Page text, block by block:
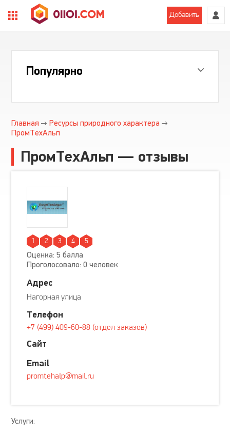
Добавить
Популярно
Главная
Ресурсы природного характера
ПромТехАльп
ПромТехАльп — отзывы
1 2 3 4 5
Оценка: 5 балла
Проголосовало: 0 человек
Адрес
Нагорная улица
Телефон
+7 (499) 409-60-88 (отдел заказов)
Сайт
Email
promtehalp@mail.ru
Услуги: